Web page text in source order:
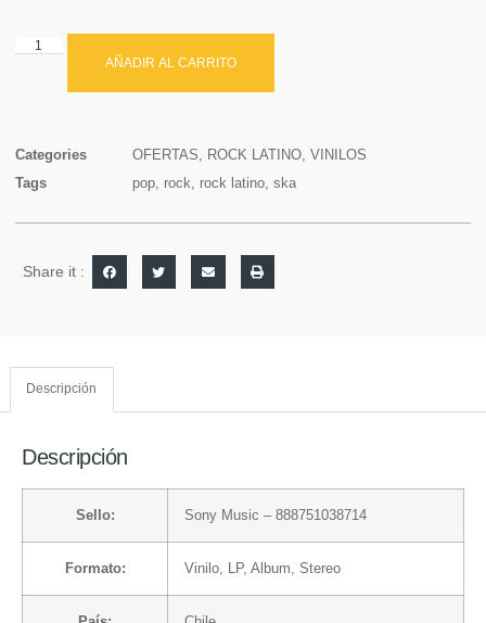
AÑADIR AL CARRITO
Categories OFERTAS ROCK LATINO VINILOS
Tags
pop rock rock latino ska
Share it :
Descripción
Descripción
Sello: Sony Music – 888751038714
Formato: Vinilo, LP, Album, Stereo